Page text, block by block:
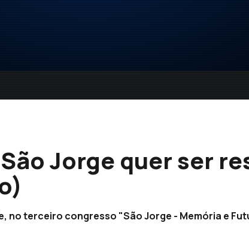
Jorge quer ser
no terceiro congresso "São Jorge - Memória e